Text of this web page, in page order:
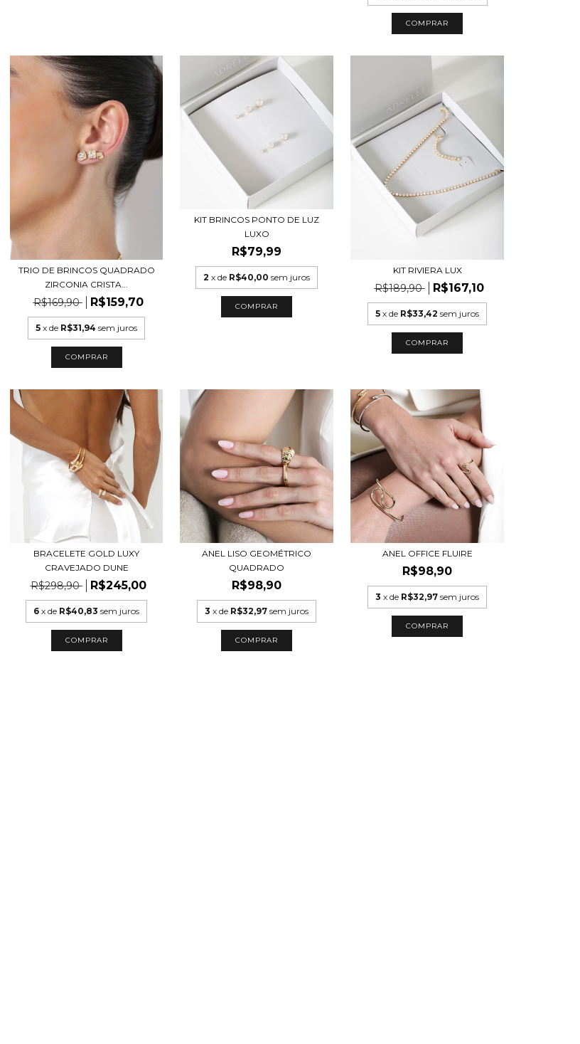
COMPRAR
TRIO DE BRINCOS QUADRADO
ZIRCONIA CRISTA...
R$169,90 R$159,70
5 x de R$31,94 sem juros
COMPRAR
KIT BRINCOS PONTO DE LUZ
LUXO
R$79,99
2 x de R$40,00 sem juros
KIT RIVIERA LUX
R$189,90 R$167,10
5 x de R$33,42 sem juros
BRACELETE GOLD LUXY
CRAVEJADO DUNE
R$298,90 R$245,00
6 x de R$40,83 sem juros
COMPRAR
ANEL LISO GEOMÉTRICO
QUADRADO
R$98,90
3 x de R$32,97 sem juros
COMPRAR
ANEL OFFICE FLUIRE
R$98,90
3 x de R$32,97 sem juros
COMPRAR